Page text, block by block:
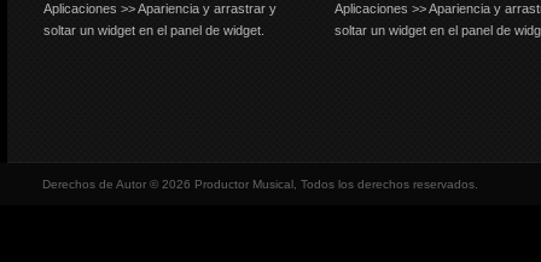
Aplicaciones >> Apariencia y arrastrar y
soltar un widget en el panel de widget.
Aplicaciones >> Apariencia y
soltar un widget en el panel de
Derechos de Autor © 2026 Productor Musical, Todos los derechos reservados.